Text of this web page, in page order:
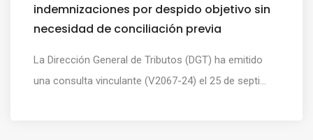
indemnizaciones por despido objetivo sin
necesidad de conciliación previa
La Dirección General de Tributos (DGT) ha emitido
una consulta vinculante (V2067-24) el 25 de septi...